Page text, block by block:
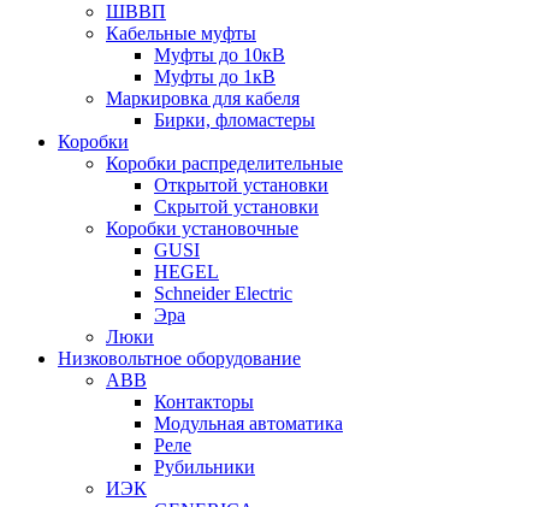
ШВВП
Кабельные муфты
Муфты до 10кВ
Муфты до 1кВ
Маркировка для кабеля
Бирки, фломастеры
Коробки
Коробки распределительные
Открытой установки
Скрытой установки
Коробки установочные
GUSI
HEGEL
Schneider Electric
Эра
Люки
Низковольтное оборудование
ABB
Контакторы
Модульная автоматика
Реле
Рубильники
ИЭК